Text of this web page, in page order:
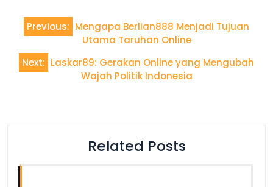
Post
navigation
Previous: Mengapa Berlian888 Menjadi Tujuan
Utama Taruhan Online
Next: Laskar89: Gerakan Online yang Mengubah
Wajah Politik Indonesia
Related Posts